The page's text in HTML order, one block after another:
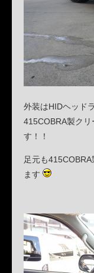
外装はHIDヘッド
415COBRA製ク
す！！
足元も
ます